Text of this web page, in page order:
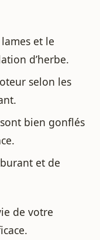
et le
d’herbe.
selon les
bien gonflés
et de
de votre